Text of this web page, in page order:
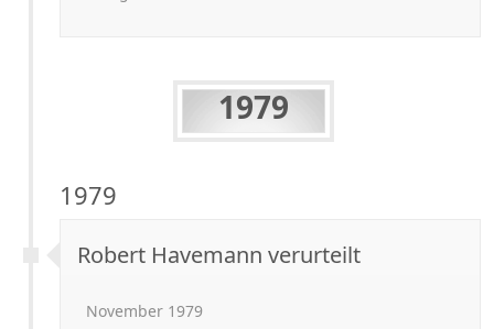
1979
1979
Robert Havemann verurteilt
November 1979